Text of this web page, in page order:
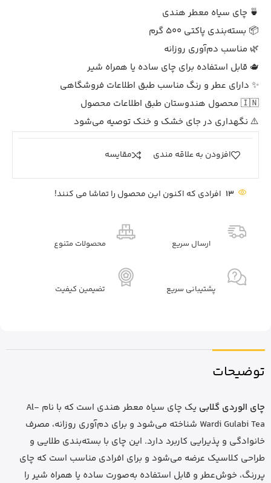
🍵 چای سیاه معطر هندی
📦 بسته‌بندی پاکتی 500 گرم
🌿 مناسب دم‌آوری روزانه
🫖 قابل استفاده برای چای ساده یا همراه شیر
✨ دارای عطر و رنگ مناسب طبق اطلاعات فروشگاهی
🇮🇳 محصول هندوستان طبق اطلاعات محصول
⚠️ نگهداری در جای خشک و خنک توصیه می‌شود
افزودن به علاقه مندی مقايسه
13 افرادی که اکنون این محصول را تماشا می کنند!
ارسال سریع محصولات متنوع
پشتیبانی سریع تضیمین کیفیت
توضیحات
چای الوردی گلابی
یک چای سیاه معطر هندی است که با نام Al-
Wardi Gulabi Tea شناخته می‌شود و برای دم‌آوری روزانه، مصرف
خانوادگی و پذیرایی کاربرد دارد. این چای با بسته‌بندی طلایی و
طراحی کلاسیک عرضه می‌شود و برای افرادی مناسب است که چای
پررنگ، خوش‌عطر و قابل استفاده به‌صورت ساده یا همراه شیر را